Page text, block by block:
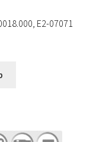
E2-07071